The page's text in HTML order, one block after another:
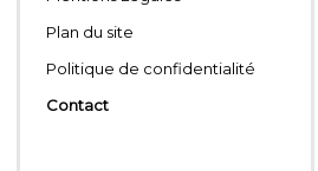
Plan du site
Politique de confidentialité
Contact